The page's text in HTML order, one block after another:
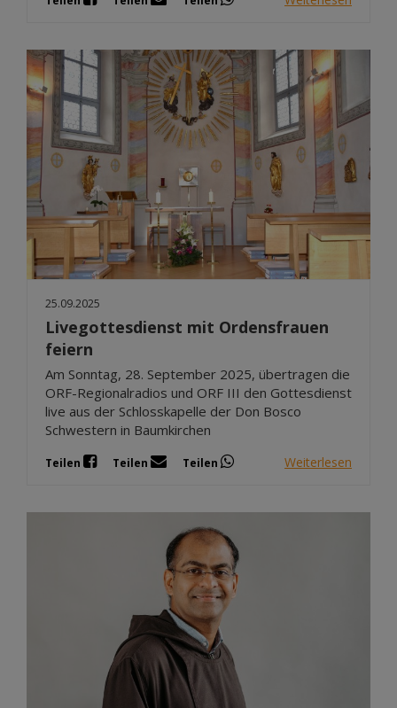
25.09.2025
Livegottesdienst mit Ordensfrauen
feiern
Am Sonntag, 28. September 2025, übertragen die
ORF-Regionalradios und ORF III den Gottesdienst
live aus der Schlosskapelle der Don Bosco
Schwestern in Baumkirchen
Teilen Teilen Teilen Weiterlesen